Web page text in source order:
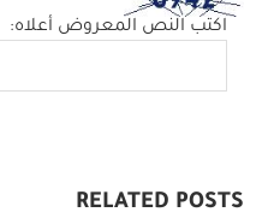
اكتب النص المعروض أعلاه:
RELATED POSTS